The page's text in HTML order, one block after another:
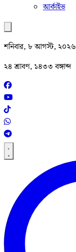
আর্কাইভ
শনিবার, ৮ আগস্ট, ২০২৬
২৪ শ্রাবণ, ১৪৩৩ বঙ্গাব্দ